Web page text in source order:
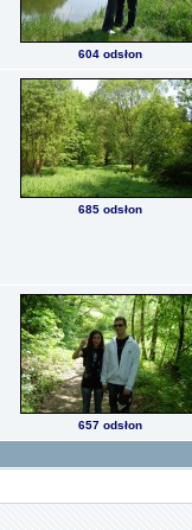
604 odsłon
685 odsłon
657 odsłon